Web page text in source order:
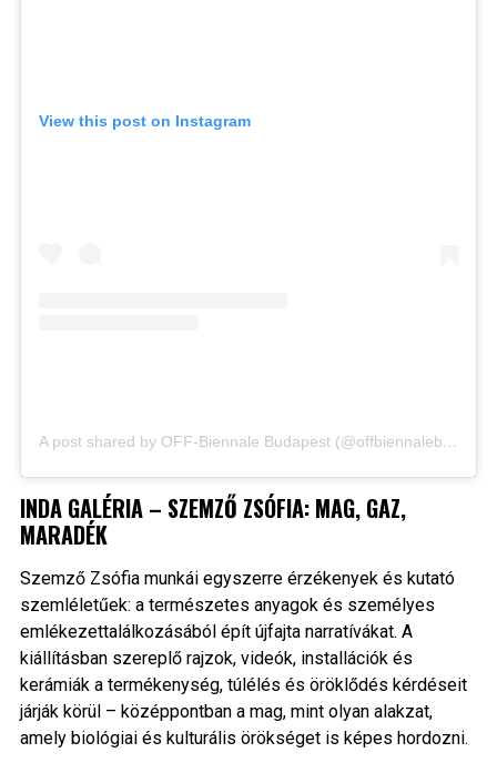
View this post on Instagram
A post shared by OFF-Biennale Budapest (@offbiennalebudapest)
INDA GALÉRIA – SZEMZŐ ZSÓFIA: MAG, GAZ,
MARADÉK
Szemző Zsófia munkái egyszerre érzékenyek és kutató
szemléletűek: a természetes anyagok és személyes
emlékezettalálkozásából épít újfajta narratívákat. A
kiállításban szereplő rajzok, videók, installációk és
kerámiák a termékenység, túlélés és öröklődés kérdéseit
járják körül – középpontban a mag, mint olyan alakzat,
amely biológiai és kulturális örökséget is képes hordozni.